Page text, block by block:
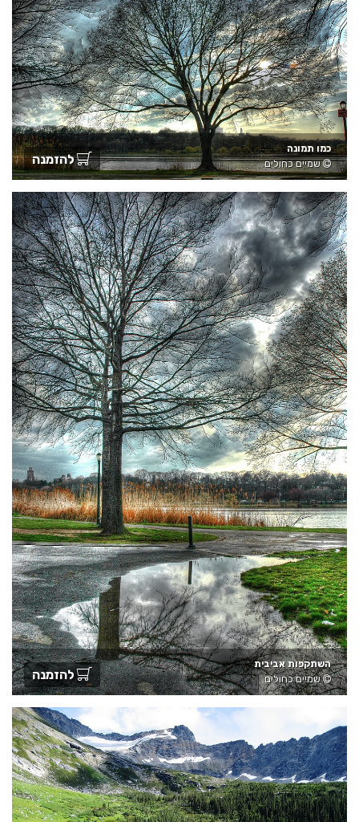
כמו תמונה
שמיים כחולים
להזמנה
השתקפות אביבית
שמיים כחולים
להזמנה